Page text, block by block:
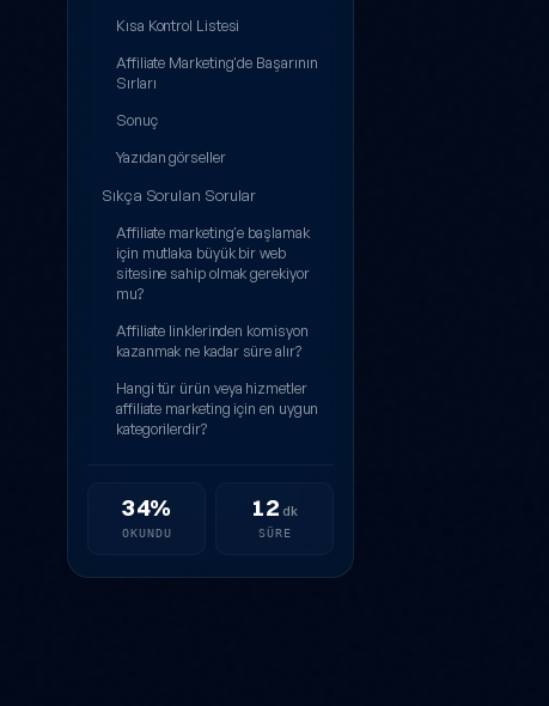
Kısa Kontrol Listesi
Affiliate Marketing'de Başarının
Sırları
Sonuç
Yazıdan görseller
Sıkça Sorulan Sorular
Affiliate marketing'e başlamak
için mutlaka büyük bir web
sitesine sahip olmak gerekiyor
mu?
Affiliate linklerinden komisyon
kazanmak ne kadar süre alır?
Hangi tür ürün veya hizmetler
affiliate marketing için en uygun
kategorilerdir?
34%
OKUNDU
12 dk
SÜRE